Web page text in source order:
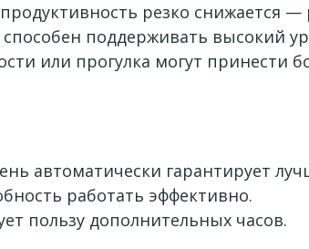
резко снижается —
поддерживать высокий
или прогулка могут принести
автоматически гарантирует
работать эффективно.
пользу дополнительных часов.